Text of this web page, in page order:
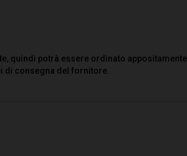
quindi potrà essere ordinato appositamente.
di consegna del fornitore.